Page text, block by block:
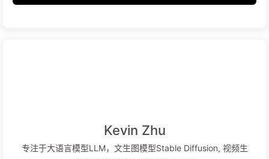
Kevin Zhu
专注于大语言模型LLM，文生图模型Stable Diffusion, 视频生